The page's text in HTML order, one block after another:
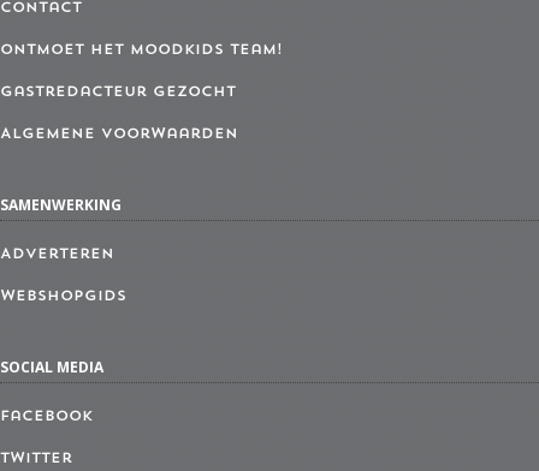
Contact
Ontmoet het MoodKids Team!
Gastredacteur gezocht
Algemene Voorwaarden
SAMENWERKING
Adverteren
Webshopgids
SOCIAL MEDIA
Facebook
Twitter